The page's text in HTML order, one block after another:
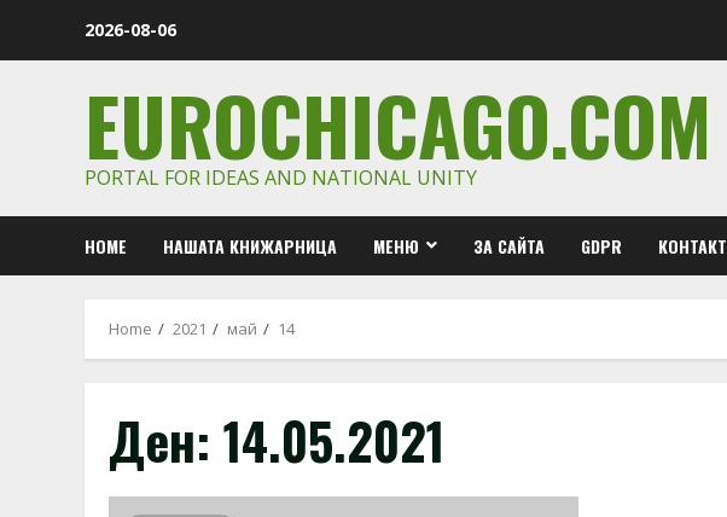
2026-08-06
EUROCHICAGO.COM
PORTAL FOR IDEAS AND NATIONAL UNITY
HOME НАШАТА КНИЖАРНИЦА МЕНЮ ЗА САЙТА GDPR КОНТАКТ
Home 2021 май 14
Ден: 14.05.2021